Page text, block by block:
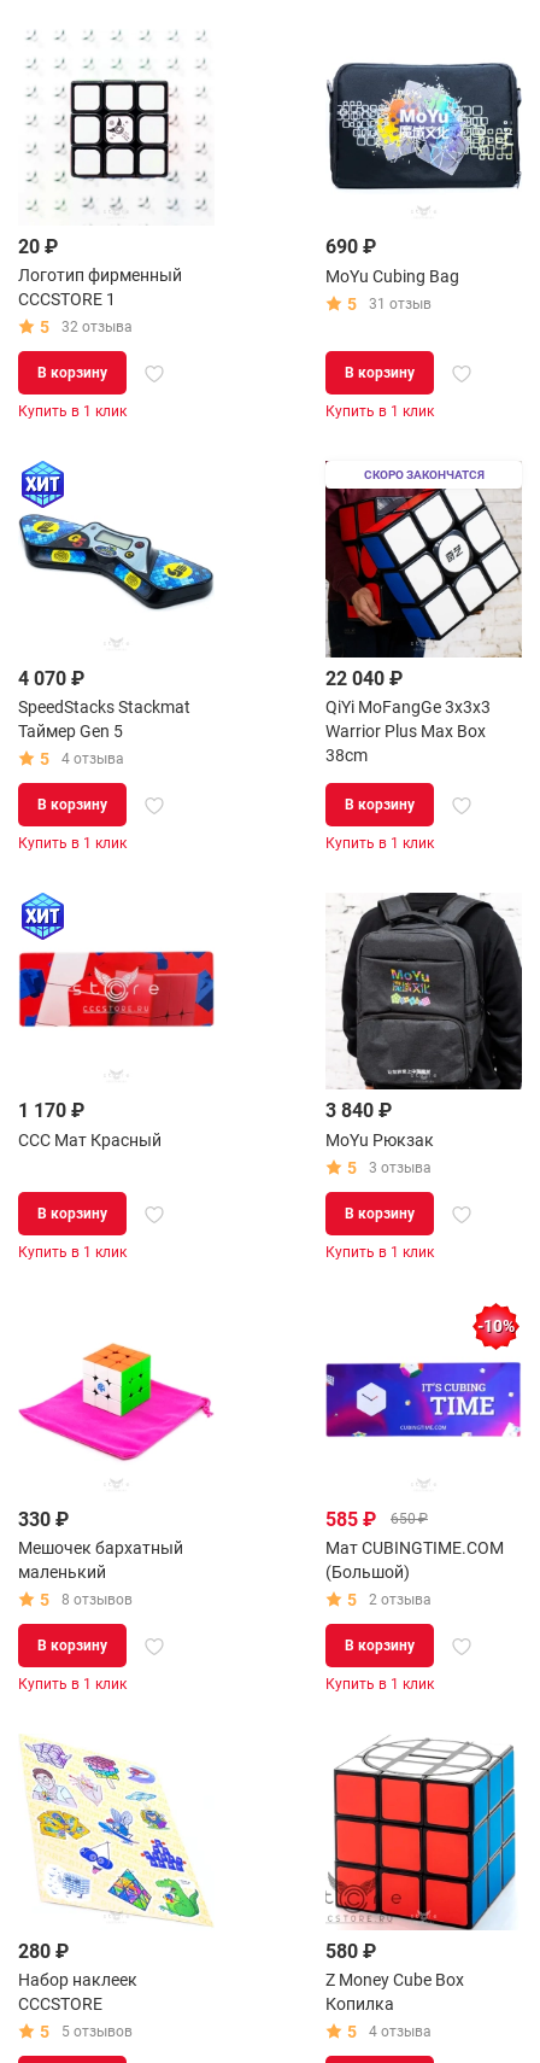
20 ₽
Логотип фирменный
CCCSTORE 1
5
32 отзыва
В корзину
Купить в 1 клик
690 ₽
MoYu Cubing Bag
5
31 отзыв
В корзину
Купить в 1 клик
4 070 ₽
SpeedStacks Stackmat
Таймер Gen 5
5
4 отзыва
В корзину
Купить в 1 клик
СКОРО ЗАКОНЧАТСЯ
22 040 ₽
QiYi MoFangGe 3x3x3
Warrior Plus Max Box
38сm
В корзину
Купить в 1 клик
1 170 ₽
CCC Мат Красный
В корзину
Купить в 1 клик
3 840 ₽
MoYu Рюкзак
5
3 отзыва
В корзину
Купить в 1 клик
330 ₽
Мешочек бархатный
маленький
5
8 отзывов
В корзину
Купить в 1 клик
-10%
585 ₽ 650 ₽
Мат CUBINGTIME.COM
(Большой)
5
2 отзыва
В корзину
Купить в 1 клик
280 ₽
Набор наклеек
CCCSTORE
5
5 отзывов
580 ₽
Z Money Cube Box
Копилка
5
4 отзыва